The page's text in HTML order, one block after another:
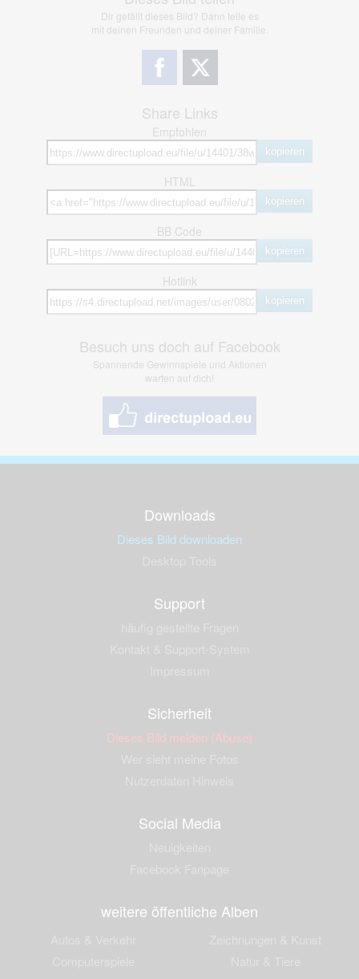
Dir gefällt dieses Bild? Dann teile es
mit deinen Freunden und deiner Familie.
Share Links
Empfohlen
kopieren
HTML
kopieren
BB Code
kopieren
Hotlink
kopieren
Besuch uns doch auf Facebook
Spannende Gewinnspiele und Aktionen
warten auf dich!
Downloads
Dieses Bild downloaden
Support
Sicherheit
Dieses Bild melden (Abuse)
Social Media
weitere öffentliche Alben